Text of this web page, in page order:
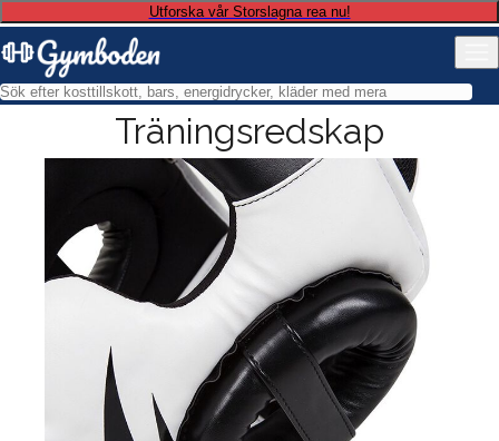
Utforska vår Storslagna rea nu!
Träningsredskap